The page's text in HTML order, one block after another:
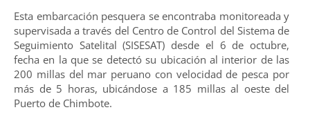
Esta embarcación pesquera se encontraba monitoreada y
supervisada a través del Centro de Control del Sistema de
Seguimiento Satelital (SISESAT) desde el 6 de octubre,
fecha en la que se detectó su ubicación al interior de las
200 millas del mar peruano con velocidad de pesca por
más de 5 horas, ubicándose a 185 millas al oeste del
Puerto de Chimbote.